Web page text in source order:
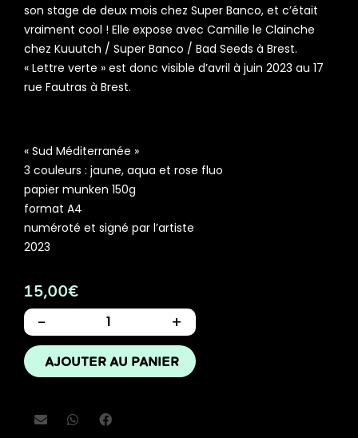
son stage de deux mois chez Super Banco, et c’était
vraiment cool ! Elle expose avec Camille le Clainche
chez Kuuutch / Super Banco / Bad Seeds à Brest.
« Lettre verte » est donc visible d’avril à juin 2023 au 17
rue Fautras à Brest.
« Sud Méditerranée »
3 couleurs : jaune, aqua et rose fluo
papier munken 150g
format A4
numéroté et signé par l’artiste
2023
15,00€
- +
AJOUTER AU PANIER